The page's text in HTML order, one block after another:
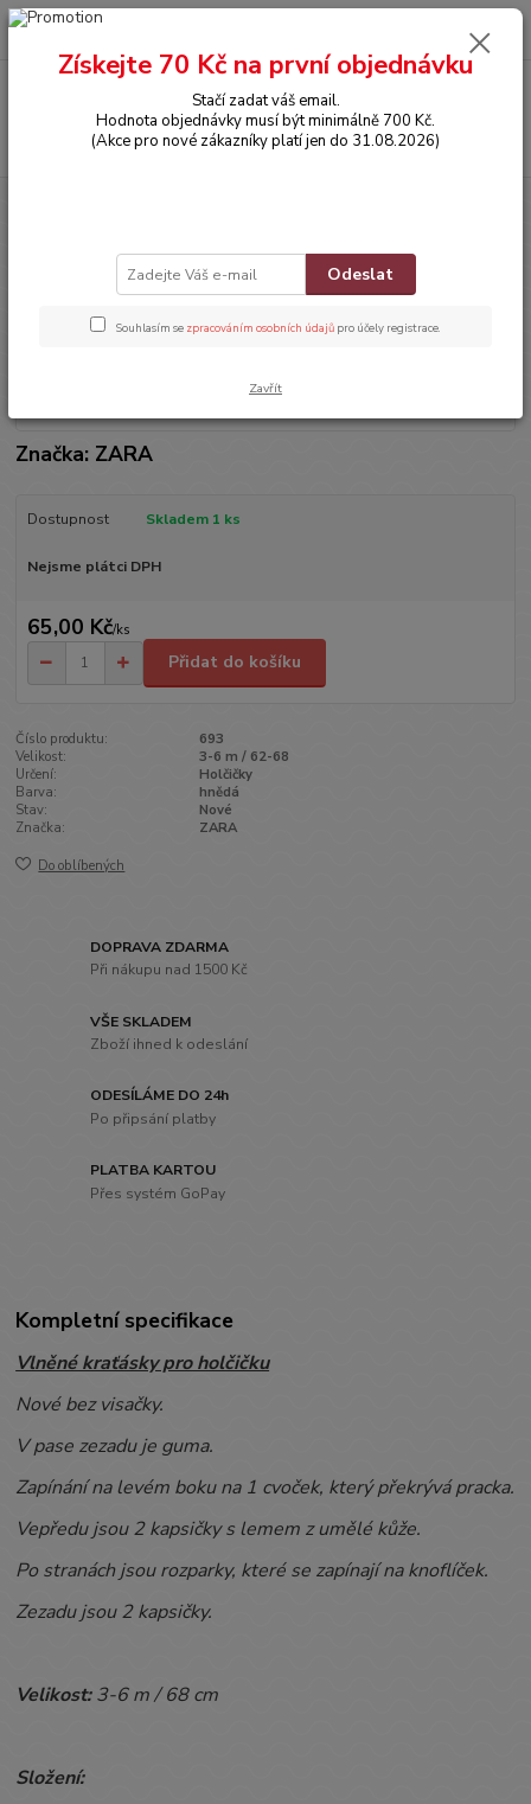
Hledat
0,00 Kč
Vlněné kraťásky
Značka: ZARA
Dostupnost Skladem 1 ks
Nejsme plátci DPH
65,00 Kč/ks
Přidat do košíku
Číslo produktu:
693
Velikost:
3-6 m / 62-68
Určení:
Holčičky
Barva:
hnědá
Stav:
Nové
Značka:
ZARA
Do oblíbených
DOPRAVA ZDARMA
Při nákupu nad 1500 Kč
VŠE SKLADEM
Zboží ihned k odeslání
ODESÍLÁME DO 24h
Po připsání platby
PLATBA KARTOU
Přes systém GoPay
Kompletní specifikace
Vlněné kraťásky pro holčičku
Nové bez visačky.
V pase zezadu je guma.
Zapínání na levém boku na 1 cvoček, který překrývá pracka.
Vepředu jsou 2 kapsičky s lemem z umělé kůže.
Po stranách jsou rozparky, které se zapínají na knoflíček.
Zezadu jsou 2 kapsičky.
Velikost:3-6 m / 68 cm
Složení:
Získejte 70 Kč na první objednávku
Stačí zadat váš email.
Hodnota objednávky musí být minimálně 700 Kč.
(Akce pro nové zákazníky platí jen do 31.08.2026)
Odeslat
Souhlasím se zpracováním osobních údajů pro účely registrace.
Zavřít